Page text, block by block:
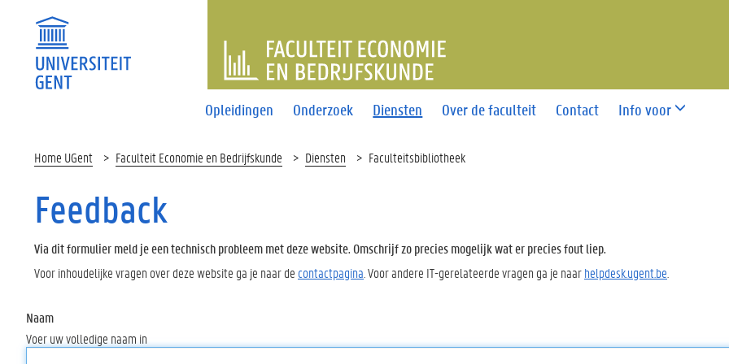
Opleidingen Onderzoek Diensten Over de faculteit Contact Info voor
FACULTEIT ECONOMIE EN
Home UGent Faculteit Economie en Bedrijfskunde Diensten Faculteitsbibliotheek
Feedback
Via dit formulier meld je een technisch probleem met deze website. Omschrijf zo precies mogelijk wat er precies fout liep.
Voor inhoudelijke vragen over deze website ga je naar de contactpagina . Voor andere IT-gerelateerde vragen ga je naarhelpdesk.ugent.be
Naam
Voer uw volledige naam in